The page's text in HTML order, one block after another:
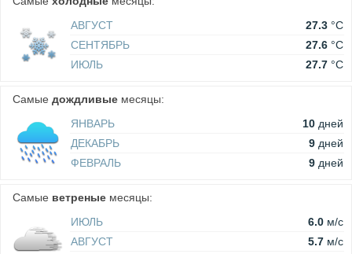
АВГУСТ
27.3 °C
СЕНТЯБРЬ
27.6 °C
ИЮЛЬ
27.7 °C
Самые дождливые месяцы:
ЯНВАРЬ
10 дней
ДЕКАБРЬ
9 дней
ФЕВРАЛЬ
9 дней
Самые ветреные месяцы:
ИЮЛЬ
6.0 м/c
АВГУСТ
5.7 м/c